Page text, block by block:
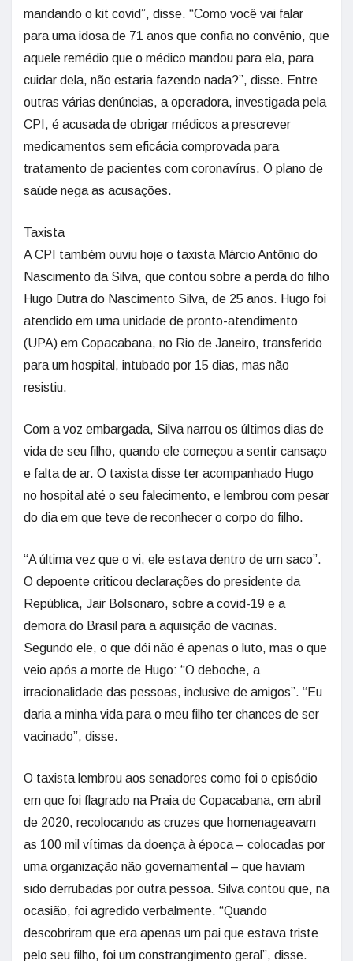
mandando o kit covid”, disse. “Como você vai falar
para uma idosa de 71 anos que confia no convênio, que
aquele remédio que o médico mandou para ela, para
cuidar dela, não estaria fazendo nada?”, disse. Entre
outras várias denúncias, a operadora, investigada pela
CPI, é acusada de obrigar médicos a prescrever
medicamentos sem eficácia comprovada para
tratamento de pacientes com coronavírus. O plano de
saúde nega as acusações.
Taxista
A CPI também ouviu hoje o taxista Márcio Antônio do
Nascimento da Silva, que contou sobre a perda do filho
Hugo Dutra do Nascimento Silva, de 25 anos. Hugo foi
atendido em uma unidade de pronto-atendimento
(UPA) em Copacabana, no Rio de Janeiro, transferido
para um hospital, intubado por 15 dias, mas não
resistiu.
Com a voz embargada, Silva narrou os últimos dias de
vida de seu filho, quando ele começou a sentir cansaço
e falta de ar. O taxista disse ter acompanhado Hugo
no hospital até o seu falecimento, e lembrou com pesar
do dia em que teve de reconhecer o corpo do filho.
“A última vez que o vi, ele estava dentro de um saco”.
O depoente criticou declarações do presidente da
República, Jair Bolsonaro, sobre a covid-19 e a
demora do Brasil para a aquisição de vacinas.
Segundo ele, o que dói não é apenas o luto, mas o que
veio após a morte de Hugo: “O deboche, a
irracionalidade das pessoas, inclusive de amigos”. “Eu
daria a minha vida para o meu filho ter chances de ser
vacinado”, disse.
O taxista lembrou aos senadores como foi o episódio
em que foi flagrado na Praia de Copacabana, em abril
de 2020, recolocando as cruzes que homenageavam
as 100 mil vítimas da doença à época – colocadas por
uma organização não governamental – que haviam
sido derrubadas por outra pessoa. Silva contou que, na
ocasião, foi agredido verbalmente. “Quando
descobriram que era apenas um pai que estava triste
pelo seu filho, foi um constrangimento geral”, disse.